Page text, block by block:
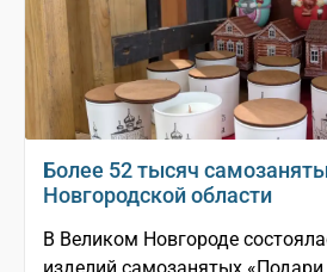
Более 52 тысяч
Новгородской области
В Великом Новгороде